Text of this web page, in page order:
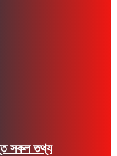
সকল তথ্য